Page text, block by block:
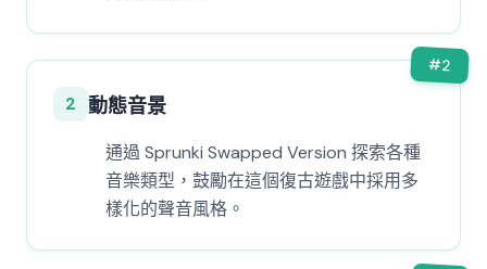
#2
2 動態音景
通過 Sprunki Swapped Version 探索各種
音樂類型，鼓勵在這個復古遊戲中採用多
樣化的聲音風格。